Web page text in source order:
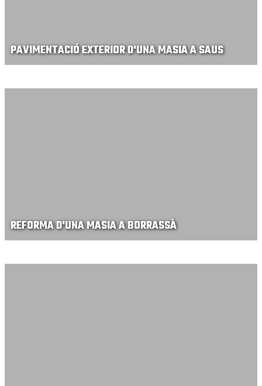
PAVIMENTACIÓ EXTERIOR D'UNA MASIA A SAUS
REFORMA D'UNA MASIA A BORRASSÀ